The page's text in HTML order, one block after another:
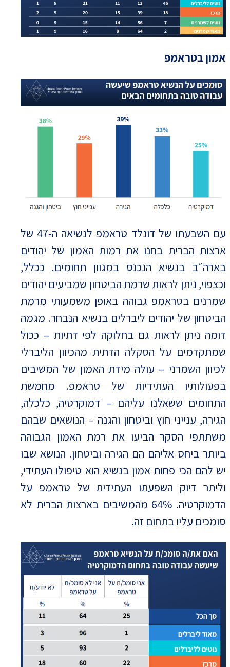
אמון בטראמפ
עם השבעתו של דונלד טראמפ לנשיאה ה-47 של
ארצות הברית בחנו את רמות האמון של יהודים
בארה״ב בנשיא הנכנס במגוון תחומים. ככלל,
וכצפוי, ניתן לראות שרמת הביטחון שמביעים יהודים
שמרנים בטראמפ גבוהה באופן משמעותי מרמת
הביטחון של יהודים ליברלים בנשיא הנבחר. מגמה
דומה ניתן לראות גם בחלוקה לפי דתיות – ככול
שמתקדמים על הסקלה הדתית מהכיוון הליברלי
לכיוון השמרני – עולה מידת האמון של המשיבים
בפעולותיו העתידיות של טראמפ. מחמשת
התחומים ששאלנו עליהם – דמוקרטיה, כלכלה,
הגירה, ענייני חוץ וביטחון והגנה – הנושאים שבהם
משתתפי הסקר הביעו את רמת האמון הגבוהה
ביותר ביחס אליהם הם הגירה וביטחון. הנושא שבו
יש להם הכי פחות אמון בנשיא הוא טיפולו העתידי,
וליתר דיוק השפעתו העתידית של טראמפ על
הדמוקרטיה. 64% מהמשיבים בארצות הברית לא
סומכים עליו בתחום זה.